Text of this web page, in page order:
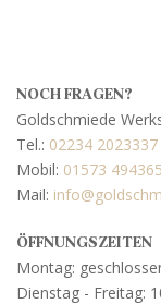
NOCH FRAGEN?
Goldschmiede
Tel.: 02234 2023337
Mobil: 01573
Mail:
ÖFFNUNGSZEITEN
Montag:
Dienstag - Freitag: